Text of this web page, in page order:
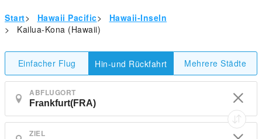
Start> Hawaii Pacific>
Hawaii-Inseln
>
Kailua-Kona (Hawaii)
Einfacher Flug Hin-und Rückfahrt Mehrere Städte
ABFLUGORT
ZIEL